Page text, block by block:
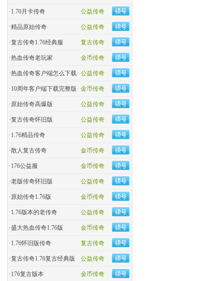
公益传奇
·1.70月卡传奇
公益传奇
·精品原始传奇
复古传奇
·复古传奇1.76经典服
金币传奇
·热血传奇老玩家
公益传奇
·热血传奇客户端怎么下载
金币传奇
·10周年客户端下载完整版
公益传奇
·原始传奇高爆版
公益传奇
·复古传奇怀旧版
公益传奇
·1.76精品传奇
金币传奇
·散人复古传奇
金币传奇
·176公益服
公益传奇
·老版传奇怀旧版
金币传奇
·原始传奇1.76版
公益传奇
·1.76版本的老传奇
金币传奇
·盛大热血传奇1.76版
复古传奇
·1.76怀旧版传奇
公益传奇
·复古传奇1.76复古经典版
金币传奇
·176复古版本